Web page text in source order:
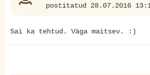
postitatud 28.07.2016
Sai ka tehtud. Väga maitsev. :)